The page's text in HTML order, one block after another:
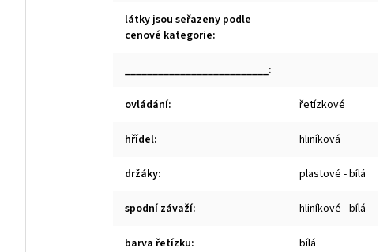
látky jsou seřazeny podle
cenové kategorie:
__________________________:
ovládání: řetízkové
hřídel: hliníková
držáky: plastové - bílá
spodní závaží: hliníkové - bílá
barva řetízku: bílá